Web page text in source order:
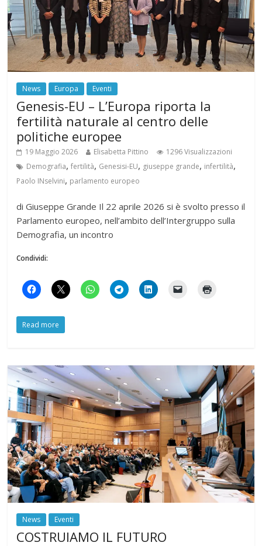
News Europa Eventi
Genesis-EU – L’Europa riporta la
fertilità naturale al centro delle
politiche europee
19 Maggio 2026 Elisabetta Pittino
1296 Visualizzazioni
Demografia,fertilità, Genesisi-EU, giuseppe grande, infertilità,
Paolo INselvini, parlamento europeo
di Giuseppe Grande Il 22 aprile 2026 si è svolto presso il
Parlamento europeo, nell’ambito dell’Intergruppo sulla
Demografia, un incontro
Condividi:
Read more
News Eventi
COSTRUIAMO IL FUTURO